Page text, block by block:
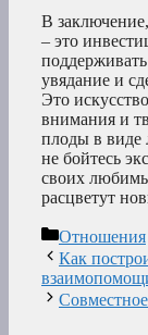
В
– это
увядание и
Это
внимания и
плоды в виде
не бойтесь
своих
расцветут
Рубрики
Отношения
Как